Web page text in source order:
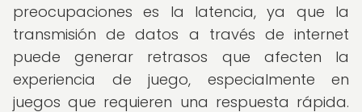
preocupaciones es la latencia, ya que la
transmisión de datos a través de internet
puede generar retrasos que afecten la
experiencia de juego, especialmente en
juegos que requieren una respuesta rápida.